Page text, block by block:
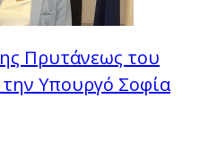
Πρυτάνεως του
Υπουργό Σοφία